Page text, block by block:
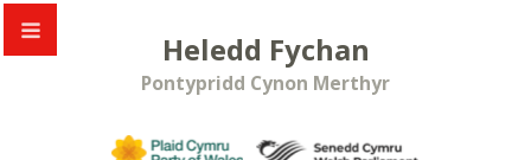
Heledd Fychan
Pontypridd Cynon Merthyr